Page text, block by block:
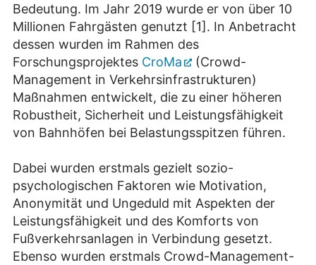
Bedeutung. Im Jahr 2019 wurde er von über 10
Millionen Fahrgästen genutzt [1]. In Anbetracht
dessen wurden im Rahmen des
Forschungsprojektes CroMa
(Crowd-
Management in Verkehrsinfrastrukturen)
Maßnahmen entwickelt, die zu einer höheren
Robustheit, Sicherheit und Leistungsfähigkeit
von Bahnhöfen bei Belastungsspitzen führen.
Dabei wurden erstmals gezielt sozio-
psychologischen Faktoren wie Motivation,
Anonymität und Ungeduld mit Aspekten der
Leistungsfähigkeit und des Komforts von
Fußverkehrsanlagen in Verbindung gesetzt.
Ebenso wurden erstmals Crowd-Management-